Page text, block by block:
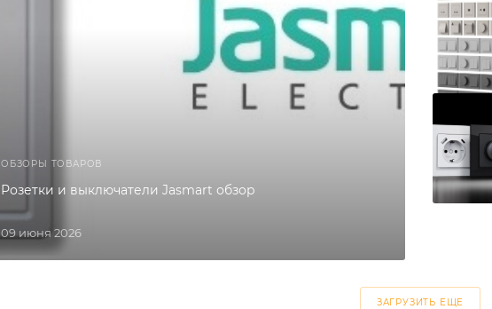
ОБЗОРЫ ТОВАРОВ
09 июня 2026
Розетки и выключатели Jasmart обзор
ЗАГРУЗИТЬ ЕЩЕ